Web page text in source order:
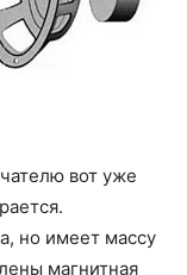
вот уже
но имеет массу
магнитная